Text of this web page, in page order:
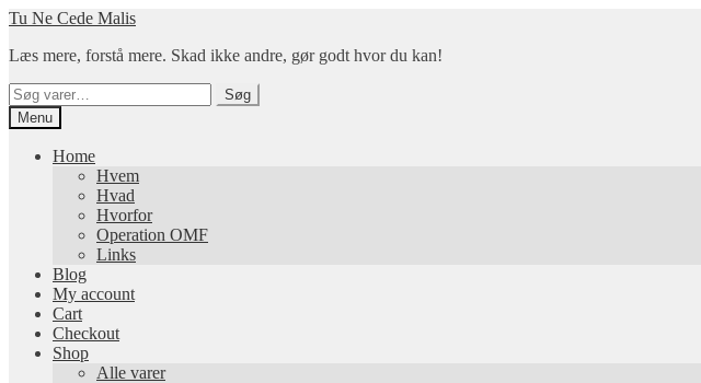
Spring
navigation
Spring
indhold
Tu Ne Cede Malis
Læs mere, forstå mere. Skad ikke andre, gør godt hvor du kan!
Søg
efter:
Søg
Menu
Home
Hvem
Hvad
Hvorfor
Operation OMF
Links
Blog
My account
Cart
Checkout
Shop
Alle varer